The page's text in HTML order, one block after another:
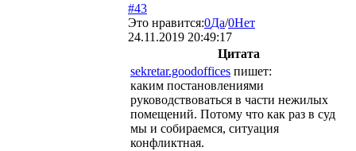
#43
Это нравится:0Да/0Нет
24.11.2019 20:49:17
Цитата
sekretar.goodoffices пишет:
каким постановлениями
руководствоваться в части нежилых
помещений. Потому что как раз в суд
мы и собираемся, ситуация
конфликтная.